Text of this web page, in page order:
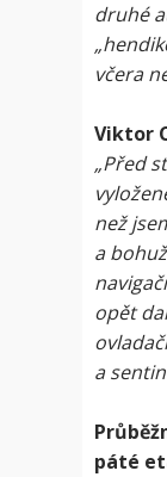
druhé
včera
Viktor
„Před
než
a
opět
a
páté